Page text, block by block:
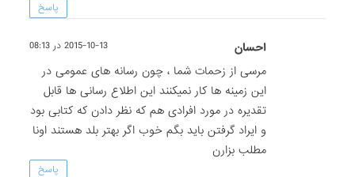
پاسخ
احسان 2015-10-13 در 08:13
مرسی از زحمات شما ، چون رسانه های عمومی در
این زمینه ها کار نمیکنند این اطلاع رسانی ها قابل
تقدیره در مورد افرادی هم که نظر دادن که کتابی بود
و ایراد گرفتن باید بگم خوب اگر بهتر بلد هستند اونا
مطلب بزارن
پاسخ